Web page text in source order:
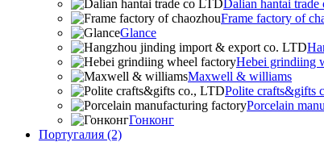
Dalian hantai
Frame factory of
Glance
Hebei grindiing
Maxwell & williams
Polite crafts&gifts
Porcelain
Гонконг
Португалия (2)